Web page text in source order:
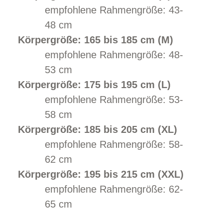
empfohlene Rahmengröße: 43-
48 cm
Körpergröße: 165 bis 185 cm (M)
empfohlene Rahmengröße: 48-
53 cm
Körpergröße: 175 bis 195 cm (L)
empfohlene Rahmengröße: 53-
58 cm
Körpergröße: 185 bis 205 cm (XL)
empfohlene Rahmengröße: 58-
62 cm
Körpergröße: 195 bis 215 cm (XXL)
empfohlene Rahmengröße: 62-
65 cm